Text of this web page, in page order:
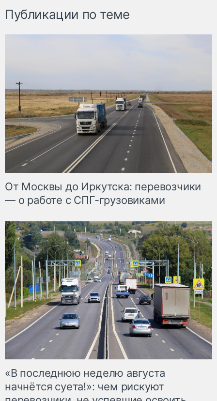
Публикации по теме
От Москвы до Иркутска: перевозчики
— о работе с СПГ-грузовиками
«В последнюю неделю августа
начнётся суета!»: чем рискуют